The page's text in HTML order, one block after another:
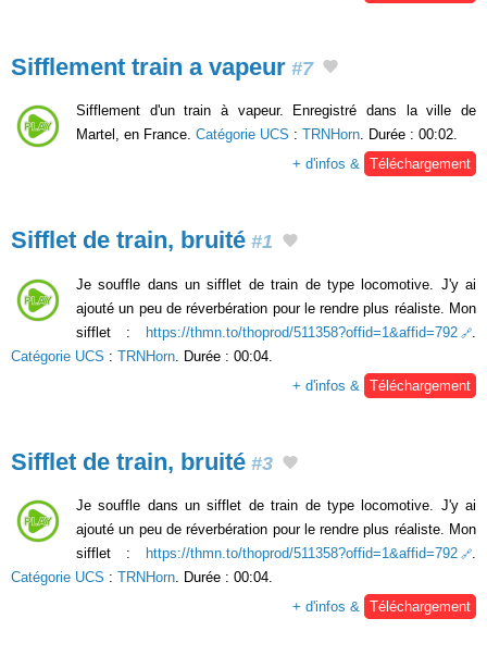
Sifflement train a vapeur #7
Sifflement d'un train à vapeur. Enregistré dans la ville de
Martel, en France. Catégorie UCS : TRNHorn. Durée : 00:02.
+ d'infos & Téléchargement
Sifflet de train, bruité #1
Je souffle dans un sifflet de train de type locomotive. J'y ai
ajouté un peu de réverbération pour le rendre plus réaliste. Mon
sifflet :
https://thmn.to/thoprod/511358?offid=1&affid=792
Catégorie UCS : TRNHorn . Durée : 00:04.
+ d'infos &
Téléchargement
Sifflet de train, bruité #3
Je souffle dans un sifflet de train de type locomotive. J'y ai
ajouté un peu de réverbération pour le rendre plus réaliste. Mon
sifflet :
https://thmn.to/thoprod/511358?offid=1&affid=792
.
Catégorie UCS : TRNHorn. Durée : 00:04.
+ d'infos & Téléchargement